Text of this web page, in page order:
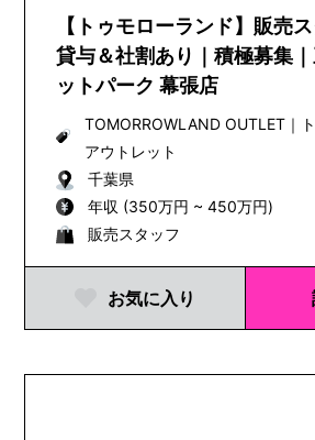
【トゥモローランド】販売
貸与＆社割あり｜積極募集
ットパーク 幕張店
TOMORROWLAND OUTLET｜
アウトレット
千葉県
年収 (350万円 ~ 450万円)
販売スタッフ
お気に入り